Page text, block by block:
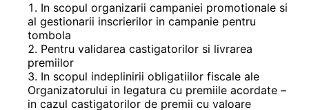
In scopul organizarii campaniei promotionale si
al gestionarii inscrierilor in campanie pentru
tombola
Pentru validarea castigatorilor si livrarea
premiilor
In scopul indeplinirii obligatiilor fiscale ale
Organizatorului in legatura cu premiile acordate –
in cazul castigatorilor de premii cu valoare